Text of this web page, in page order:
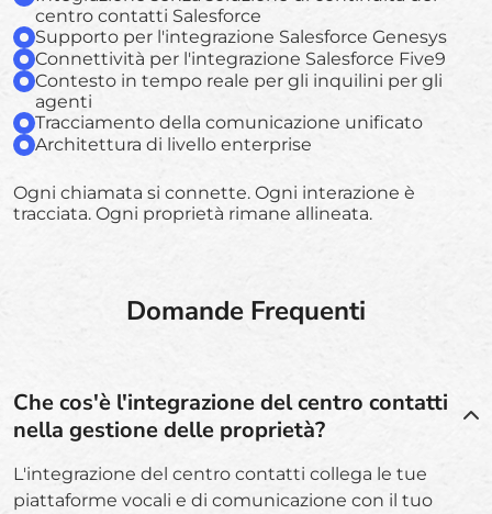
centro contatti Salesforce
Supporto per l'integrazione Salesforce Genesys
Connettività per l'integrazione Salesforce Five9
Contesto in tempo reale per gli inquilini per gli
agenti
Tracciamento della comunicazione unificato
Architettura di livello enterprise
Ogni chiamata si connette. Ogni interazione è
tracciata. Ogni proprietà rimane allineata.
Domande Frequenti
Che cos'è l'integrazione del centro contatti
nella gestione delle proprietà?
L'integrazione del centro contatti collega le tue
piattaforme vocali e di comunicazione con il tuo